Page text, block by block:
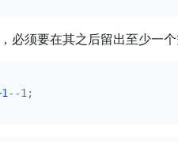
必须要在其之后留出至少一
1 --1;